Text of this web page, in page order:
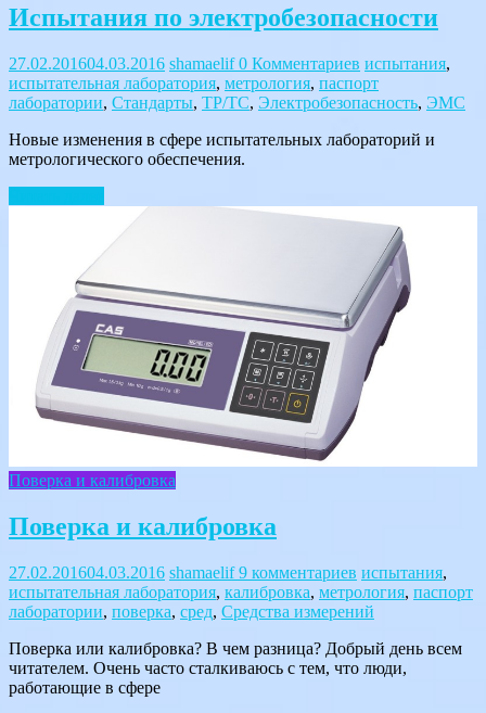
Испытания по электробезопасности
27.02.201604.03.2016 shamaelif0 Комментариев испытания,
испытательная лаборатория, метрология, паспорт
лаборатории, Стандарты, ТР/ТС, Электробезопасность, ЭМС
Новые изменения в сфере испытательных лабораторий и
метрологического обеспечения.
Поверка и калибровка
Поверка и калибровка
27.02.201604.03.2016 shamaelif9 комментариев испытания,
испытательная лаборатория, калибровка, метрология, паспорт
лаборатории, поверка, сред, Средства измерений
Поверка или калибровка? В чем разница? Добрый день всем
читателем. Очень часто сталкиваюсь с тем, что люди,
работающие в сфере